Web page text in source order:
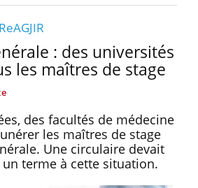
: des universités
les maîtres de stage
des facultés de médecine
les maîtres de stage
Une circulaire devait
terme à cette situation.